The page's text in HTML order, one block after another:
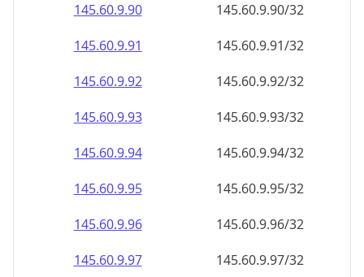
145.60.9.90
145.60.9.90/32
145.60.9.91
145.60.9.91/32
145.60.9.92
145.60.9.92/32
145.60.9.93
145.60.9.93/32
145.60.9.94
145.60.9.94/32
145.60.9.95
145.60.9.95/32
145.60.9.96
145.60.9.96/32
145.60.9.97
145.60.9.97/32